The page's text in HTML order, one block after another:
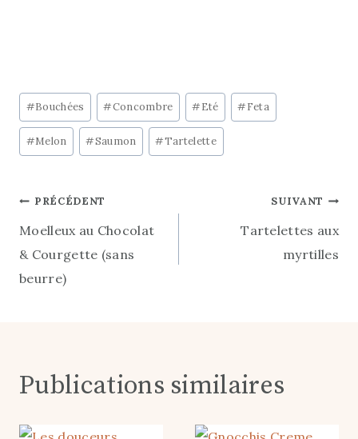
Étiquettes
de
la
#Bouchées #Concombre #Eté #Feta
#Melon #Saumon #Tartelette
Navigation
de
l’article
PRÉCÉDENT
Moelleux au Chocolat
& Courgette (sans
beurre)
SUIVANT
Tartelettes aux
myrtilles
Publications similaires